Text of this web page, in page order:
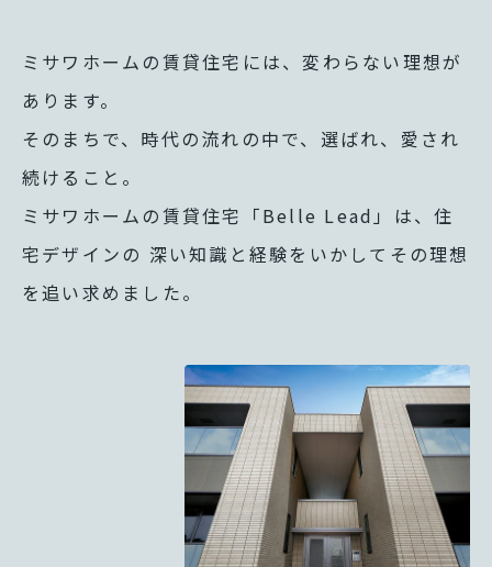
スムストック検索
分譲マンション検索
売る
住まいの売却
多彩な動画やこだわりが詰まった建築実例、注目の最新情報など
ホームラウンジ 新築・戸建て
医療・介護・子育て・障がい福祉施設
土地活用の基礎から長期安定経営を目指すオーナー様まで、賃貸
ホームラウンジ 土地活用・賃貸経営
リフォーム営業所
実例動画や基礎知識、収納の工夫など、理想の住まいを叶えるリ
ホームラウンジ リフォーム
事業用地・事業用建物
分譲用地
すべてのフィールドに新しい価値をデザインし、持続可能な未来
ご相談窓口
ています。
IR情報
SDGs
採用情報
新卒者採用
ミサワホームの賃貸住宅には、変わらない理想が
あります。
そのまちで、時代の流れの中で、選ばれ、愛され
続けること。
ミサワホームの賃貸住宅「Belle Lead」は、住
宅デザインの 深い知識と経験をいかしてその理想
を追い求めました。